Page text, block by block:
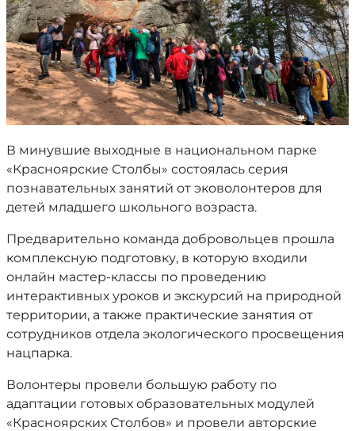
В минувшие выходные в национальном парке
«Красноярские Столбы» состоялась серия
познавательных занятий от эковолонтеров для
детей младшего школьного возраста.
Предварительно команда добровольцев прошла
комплексную подготовку, в которую входили
онлайн мастер-классы по проведению
интерактивных уроков и экскурсий на природной
территории, а также практические занятия от
сотрудников отдела экологического просвещения
нацпарка.
Волонтеры провели большую работу по
адаптации готовых образовательных модулей
«Красноярских Столбов» и провели авторские